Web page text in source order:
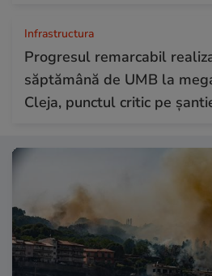
Infrastructura
Progresul remarcabil
săptămână de UMB la
Cleja, punctul critic pe